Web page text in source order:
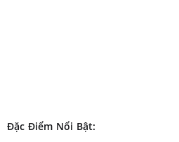
Đặc Điểm Nổi Bật: